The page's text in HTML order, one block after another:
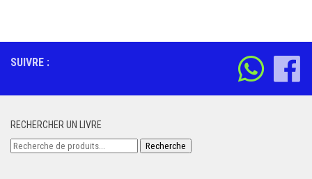
SUIVRE :
RECHERCHER UN LIVRE
Recherche
Recherche